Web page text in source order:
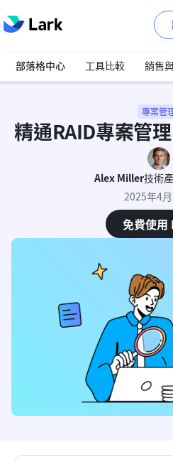
部落格中心 工具比較 銷售
專案管
精通RAID專案管
Alex Miller技術
2025年4
免費使用